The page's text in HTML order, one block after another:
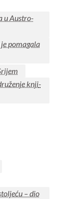
u Austro-
pomagala
knji­
– dio